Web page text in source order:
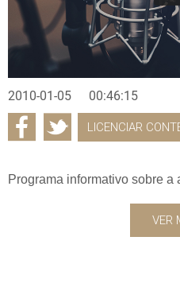
2010-01-05 00:46:15
LICENCIAR
Programa informativo sobre a
VER